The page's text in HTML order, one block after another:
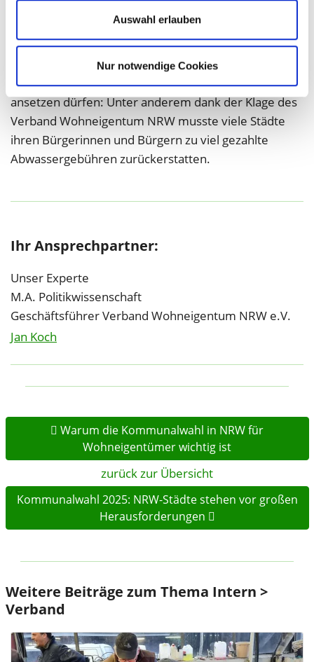
Auswahl erlauben
Nur notwendige Cookies
Auch wenn die Städte in NRW bei der Kalkulation
ihrer Abwassergebühren wieder überhöhte Zinsen
ansetzen dürfen: Unter anderem dank der Klage des
Verband Wohneigentum NRW musste viele Städte
ihren Bürgerinnen und Bürgern zu viel gezahlte
Abwassergebühren zurückerstatten.
Ihr Ansprechpartner:
Unser Experte
M.A. Politikwissenschaft
Geschäftsführer Verband Wohneigentum NRW e.V.
Jan Koch
Warum die Kommunalwahl in NRW für
Wohneigentümer wichtig ist
zurück zur Übersicht
Kommunalwahl 2025: NRW-Städte stehen vor großen
Herausforderungen
Weitere Beiträge zum Thema Intern >
Verband